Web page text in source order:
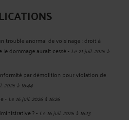
trouble anormal de voisinage : droit à
dommage aurait cessé- Le 21 juil. 2026 à
par démolition pour violation de
2026 à 16:44
- Le 16 juil. 2026 à 16:26
?- Le 16 juil. 2026 à 16:13